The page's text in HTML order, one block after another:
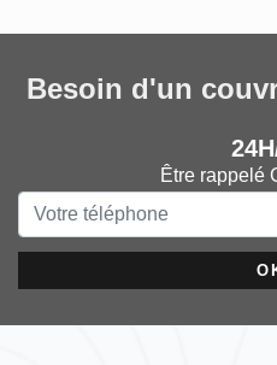
Besoin d'un
Être rappelé